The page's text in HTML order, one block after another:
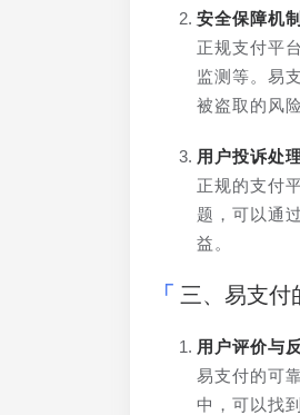
安全保障机制
正规支付平
监测等。易
被盗取的风险
用户投诉处
正规的支付
题，可以通
益。
三、易支付
用户评价与
易支付的可
中，可以找